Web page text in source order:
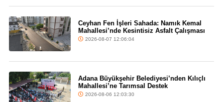
Ceyhan Fen İşleri Sahada: Namık Kemal
Mahallesi’nde Kesintisiz Asfalt Çalışması
2026-08-07 12:06:04
Adana Büyükşehir Belediyesi’nden Kılıçlı
Mahallesi’ne Tarımsal Destek
2026-08-06 12:03:30